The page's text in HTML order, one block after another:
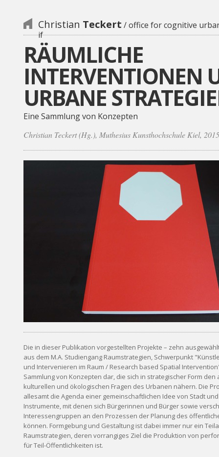
Christian Teckert / office for cognitive
if
RÄUMLICHE
INTERVENTIONEN
URBANE
Eine Sammlung von Konzepten
Christian Teckert (Hg.), Muthesius Kunsthochschule Kiel, 2015
Die in dieser Publikation vorgestellten Projekte – zehn
aus dem M.A. Studiengang Raumstrategien, Schwerpunkt
und Intervenieren im Raum / Research based Spatial
Sammlung von Konzepten dar, die sich in strategischer Form
kulturellen und ökologischen Fragen des Urbanen nähern. Die
allesamt die Agenda einer gemeinschaftlichen Idee von Stadt
Instrumente, mit denen sich Bürgerinnen und Bürger sowie
Interessengruppen an den Prozessen der Planung des
können. Formgebung und Gestaltung ist dabei immer nur ein
Raumstrategien, deren vorrangiges Ziel die Produktion von
für Teil-Öffentlichkeiten ist.